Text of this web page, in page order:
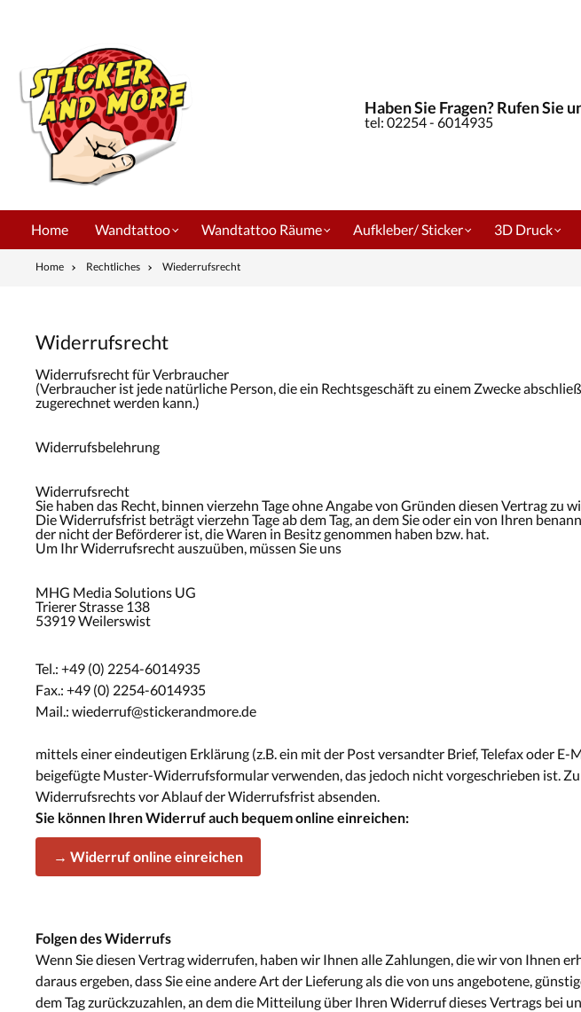
Haben Sie Fragen? Rufen Sie
tel: 02254 - 6014935
Home Wandtattoo Wandtattoo Räume Aufkleber/ Sticker 3D Druck
Home Rechtliches Wiederrufsrecht
Widerrufsrecht
Widerrufsrecht für Verbraucher
(Verbraucher ist jede natürliche Person, die ein Rechtsgeschäft zu einem Zwecke
zugerechnet werden kann.)
Widerrufsbelehrung
Widerrufsrecht
Sie haben das Recht, binnen vierzehn Tage ohne Angabe von Gründen diesen Vertrag zu
DieWiderrufsfrist beträgt vierzehn Tage ab dem Tag, an dem Sie oder ein von Ihren
der nicht der Beförderer ist, die Waren in Besitz genommen haben bzw. hat.
Um IhrWiderrufsrechtauszuüben, müssen Sie uns
MHG Media Solutions UG
Trierer Strasse 138
53919 Weilerswist
Tel.: +49 (0) 2254-6014935
Fax.: +49 (0) 2254-6014935
Mail.: wiederruf@stickerandmore.de
mittels einer eindeutigen Erklärung (z.B. ein mit der Post versandter Brief, Telefax oder
beigefügte Muster-Widerrufsformular verwenden, das jedoch nicht vorgeschrieben ist.
Widerrufsrechts vor Ablauf der Widerrufsfrist absenden.
Sie können Ihren Widerruf auch bequem online einreichen:
→ Widerruf online einreichen
Folgen des Widerrufs
Wenn Sie diesen Vertrag widerrufen, haben wir Ihnen alle Zahlungen, die wir von Ihnen
daraus ergeben, dass Sie eine andere Art der Lieferung als die von uns angebotene,
dem Tag zurückzuzahlen, an dem die Mitteilung über Ihren Widerruf dieses Vertrags bei